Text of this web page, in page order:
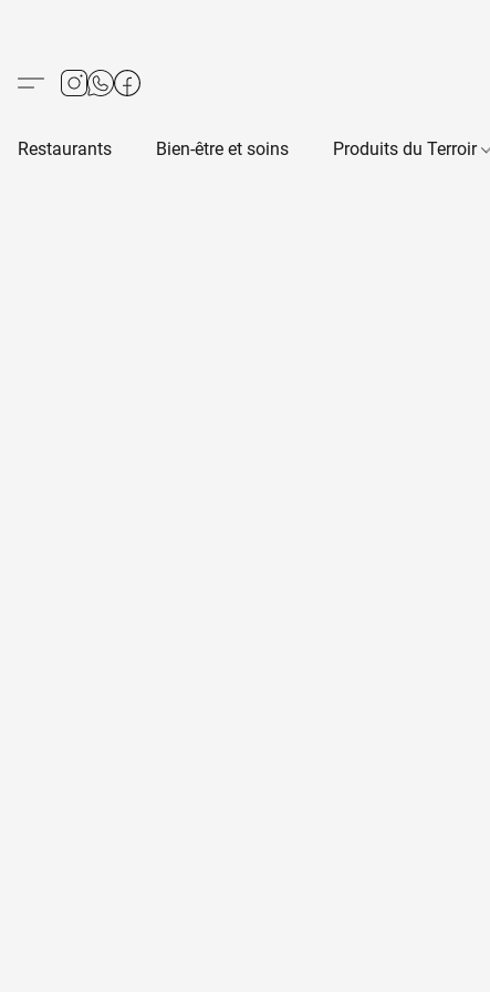
Restaurants Bien-être et soins Produits du Terroir